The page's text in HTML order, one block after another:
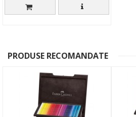
PRODUSE RECOMANDATE